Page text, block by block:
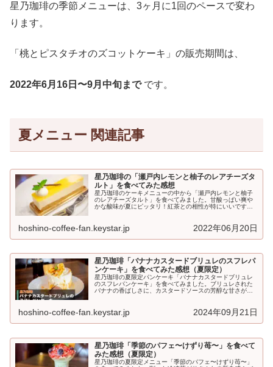
星乃珈琲の季節メニューは、3ヶ月に1回のペースで変わ
ります。
「桃とピスタチオのズコットケーキ」の販売期間は、
2022年6月16日〜9月中旬までです。
夏メニュー 関連記事
星乃珈琲の「瀬戸内レモンと柚子のレアチーズタ
ルト」を食べてみた感想
星乃珈琲のケーキメニューの中から「瀬戸内レモンと柚子
のレアチーズタルト」を食べてみました。甘酸っぱい爽や
かな酸味が夏にピッタリ！紅茶との相性が特にいいですよ
hoshino-coffee-fan.keystar.jp 2022年06月20日
星乃珈琲「バナナカスタードブリュレのスフレパ
ンケーキ」を食べてみた感想（夏限定）
星乃珈琲の夏限定パンケーキ「バナナカスタードブリュレ
のスフレパンケーキ」を食べてみました。ブリュレされた
バナナの香ばしさに、カスタードソースの芳醇な甘さがマ
hoshino-coffee-fan.keystar.jp 2024年09月21日
星乃珈琲「季節のパフェ〜けずり苺〜」を食べて
みた感想（夏限定）
星乃珈琲の夏限定メニュー「季節のパフェ〜けずり苺〜」